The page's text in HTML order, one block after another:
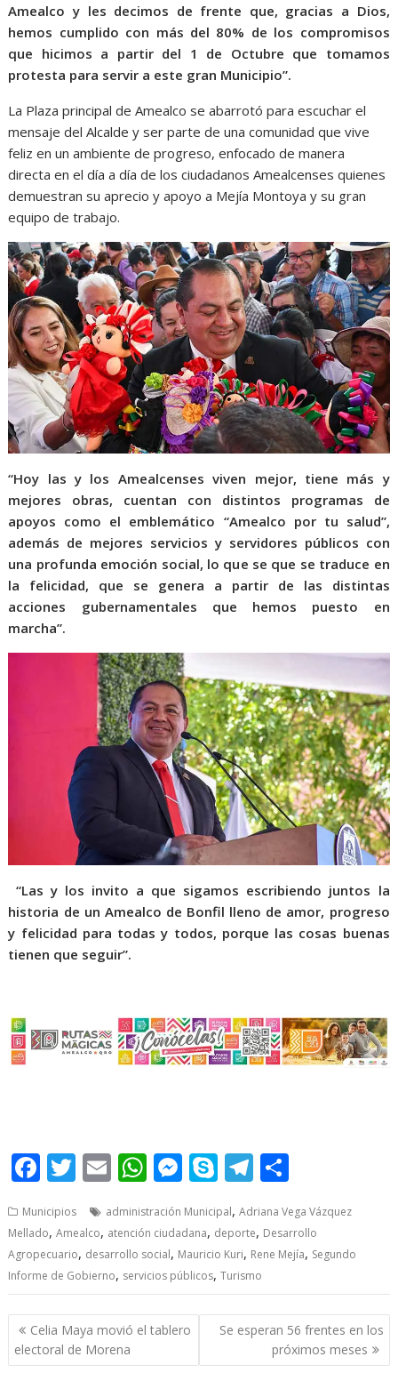
Amealco y les decimos de frente que, gracias a Dios,
hemos cumplido con más del 80% de los compromisos
que hicimos a partir del 1 de Octubre que tomamos
protesta para servir a este gran Municipio”.
La Plaza principal de Amealco se abarrotó para escuchar el
mensaje del Alcalde y ser parte de una comunidad que vive
feliz en un ambiente de progreso, enfocado de manera
directa en el día a día de los ciudadanos Amealcenses quienes
demuestran su aprecio y apoyo a Mejía Montoya y su gran
equipo de trabajo.
“Hoy las y los Amealcenses viven mejor, tiene más y
mejores obras, cuentan con distintos programas de
apoyos como el emblemático “Amealco por tu salud”,
además de mejores servicios y servidores públicos con
una profunda emoción social, lo que se que se traduce en
la felicidad, que se genera a partir de las distintas
acciones gubernamentales que hemos puesto en
marcha”.
“Las y los invito a que sigamos escribiendo juntos la
historia de un Amealco de Bonfil lleno de amor, progreso
y felicidad para todas y todos, porque las cosas buenas
tienen que seguir”.
F
e
b
o
o
k
T
itt
er
E
ai
l
W
at
s
A
p
p
M
ss
e
n
g
er
S
y
p
e
T
e
gr
a
m
ar
e
Municipios administración Municipal,Adriana Vega Vázquez
Mellado,Amealco, atención ciudadana, deporte, Desarrollo
Agropecuario, desarrollo social, Mauricio Kuri, Rene Mejía, Segundo
Informe de Gobierno, servicios públicos,Turismo
Post
navigation
Celia Maya movió el tablero
electoral de Morena
Se esperan 56 frentes en los
próximos meses